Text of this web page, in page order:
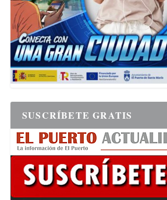
SUSCRÍBETE GRATIS